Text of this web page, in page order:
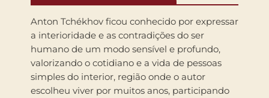
Anton Tchékhov ficou conhecido por expressar
a interioridade e as contradições do ser
humano de um modo sensível e profundo,
valorizando o cotidiano e a vida de pessoas
simples do interior, região onde o autor
escolheu viver por muitos anos, participando